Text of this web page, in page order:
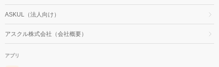
ASKUL（法人向け）
アスクル株式会社（会社概要）
アプリ